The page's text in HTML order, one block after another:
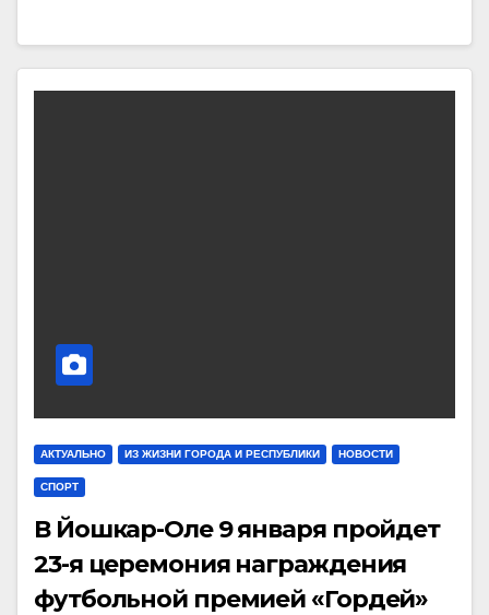
АКТУАЛЬНО ИЗ ЖИЗНИ ГОРОДА И РЕСПУБЛИКИ НОВОСТИ
СПОРТ
В Йошкар-Оле 9 января пройдет
23-я церемония награждения
футбольной премией «Гордей»